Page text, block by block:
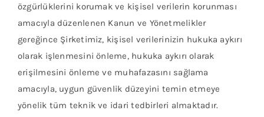
özgürlüklerini korumak ve kişisel verilerin korunması
amacıyla düzenlenen Kanun ve Yönetmelikler
gereğince Şirketimiz, kişisel verilerinizin hukuka aykırı
olarak işlenmesini önleme, hukuka aykırı olarak
erişilmesini önleme ve muhafazasını sağlama
amacıyla, uygun güvenlik düzeyini temin etmeye
yönelik tüm teknik ve idari tedbirleri almaktadır.